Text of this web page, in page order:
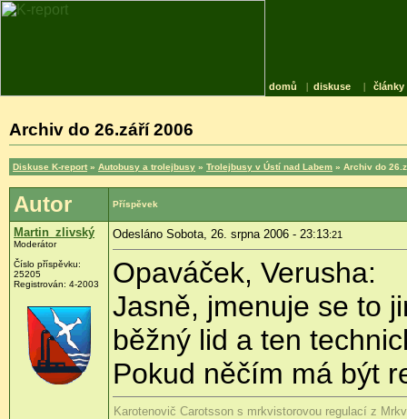
domů | diskuse | články
Archiv do 26.září 2006
Diskuse K-report » Autobusy a trolejbusy » Trolejbusy v Ústí nad Labem » Archiv do
Autor Příspěvek
Martin_zlivský
Moderátor
Číslo příspěvku:
25205
Registrován: 4-2003
Odesláno Sobota, 26. srpna 2006 - 23:13:21
Opaváček, Verusha:
Jasně, jmenuje se to
běžný lid a ten
Pokud něčím má být
Karotenovič Carotsson s mrkvistorovou regulací z